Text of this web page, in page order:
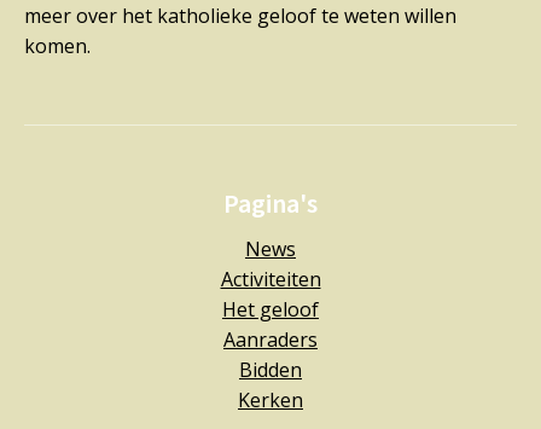
meer over het katholieke geloof te weten willen
komen.
Pagina's
News
Activiteiten
Het geloof
Aanraders
Bidden
Kerken